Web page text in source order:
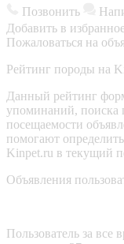
Позвонить
Добавить в
Пожаловаться на
Рейтинг породы на
Данный рейтинг
упоминаний, поиска
посещаемости
помогают
Kinpet.ru в текущий
Объявления
Пользователь за все